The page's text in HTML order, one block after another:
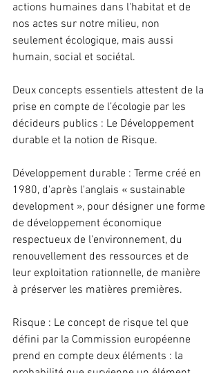
actions humaines dans l'habitat et de
nos actes sur notre milieu, non
seulement écologique, mais aussi
humain, social et sociétal.
Deux concepts essentiels attestent de la
prise en compte de l’écologie par les
décideurs publics : Le Développement
durable et la notion de Risque.
Développement durable : Terme créé en
1980, d'après l'anglais « sustainable
development », pour désigner une forme
de développement économique
respectueux de l'environnement, du
renouvellement des ressources et de
leur exploitation rationnelle, de manière
à préserver les matières premières.
Risque : Le concept de risque tel que
défini par la Commission européenne
prend en compte deux éléments : la